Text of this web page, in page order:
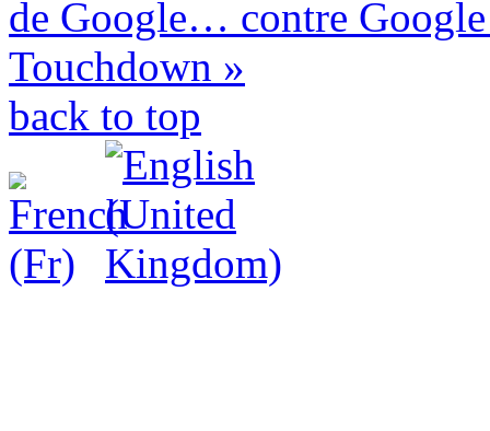
de Google… contre
Touchdown »
back to top